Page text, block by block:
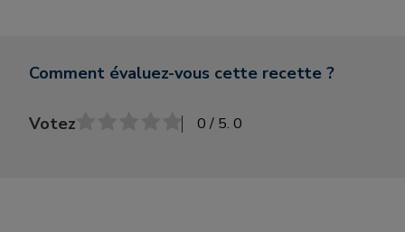
Comment évaluez-vous cette recette ?
Votez 0 / 5. 0